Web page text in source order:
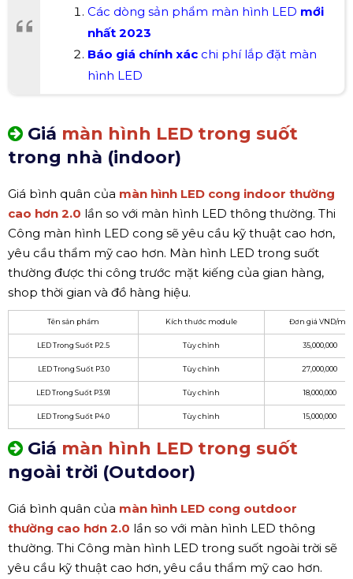
Các dòng sản phẩm màn hình LED mới
nhất 2023
Báo giá chính xác chi phí lắp đặt màn
hình LED
Giá màn hình LED trong suốt
trong nhà (indoor)
Giá bình quân của màn hình LED cong indoor thường
cao hơn 2.0 lần so với màn hình LED thông thường. Thi
Công màn hình LED cong sẽ yêu cầu kỹ thuật cao hơn,
yêu cầu thẩm mỹ cao hơn. Màn hình LED trong suốt
thường được thi công trước mặt kiếng của gian hàng,
shop thời gian và đồ hàng hiệu.
Tên sản phẩm Kích thước module Đơn giá VND/m2
LED Trong Suốt P2.5 Tùy chỉnh 35,000,000
LED Trong Suốt P3.0 Tùy chỉnh 27,000,000
LED Trong Suốt P3.91 Tùy chỉnh 18,000,000
LED Trong Suốt P4.0 Tùy chỉnh 15,000,000
Giá màn hình LED trong suốt
ngoài trời (Outdoor)
Giá bình quân của màn hình LED cong outdoor
thường cao hơn 2.0 lần so với màn hình LED thông
thường. Thi Công màn hình LED trong suốt ngoài trời sẽ
yêu cầu kỹ thuật cao hơn, yêu cầu thẩm mỹ cao hơn.